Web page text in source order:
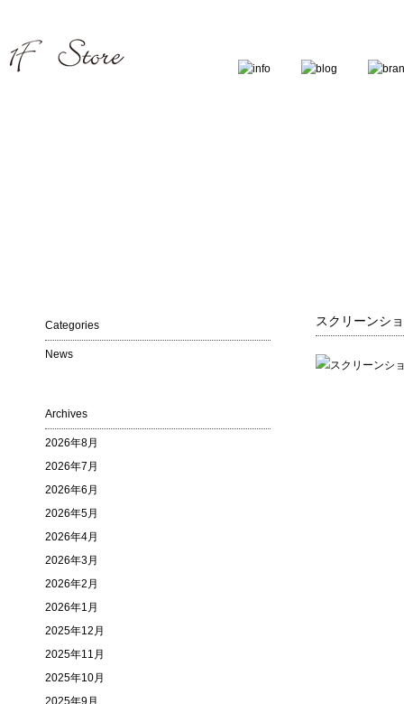
スクリーンシ
Categories
News
Archives
2026年8月
2026年7月
2026年6月
2026年5月
2026年4月
2026年3月
2026年2月
2026年1月
2025年12月
2025年11月
2025年10月
2025年9月